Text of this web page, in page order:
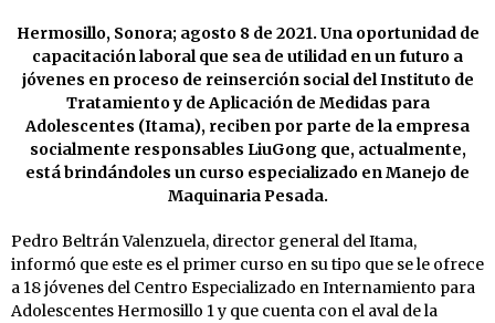
Hermosillo, Sonora; agosto 8 de 2021. Una oportunidad de
capacitación laboral que sea de utilidad en un futuro a
jóvenes en proceso de reinserción social del Instituto de
Tratamiento y de Aplicación de Medidas para
Adolescentes (Itama), reciben por parte de la empresa
socialmente responsables LiuGong que, actualmente,
está brindándoles un curso especializado en Manejo de
Maquinaria Pesada.
Pedro Beltrán Valenzuela, director general del Itama,
informó que este es el primer curso en su tipo que se le ofrece
a 18 jóvenes del Centro Especializado en Internamiento para
Adolescentes Hermosillo 1 y que cuenta con el aval de la